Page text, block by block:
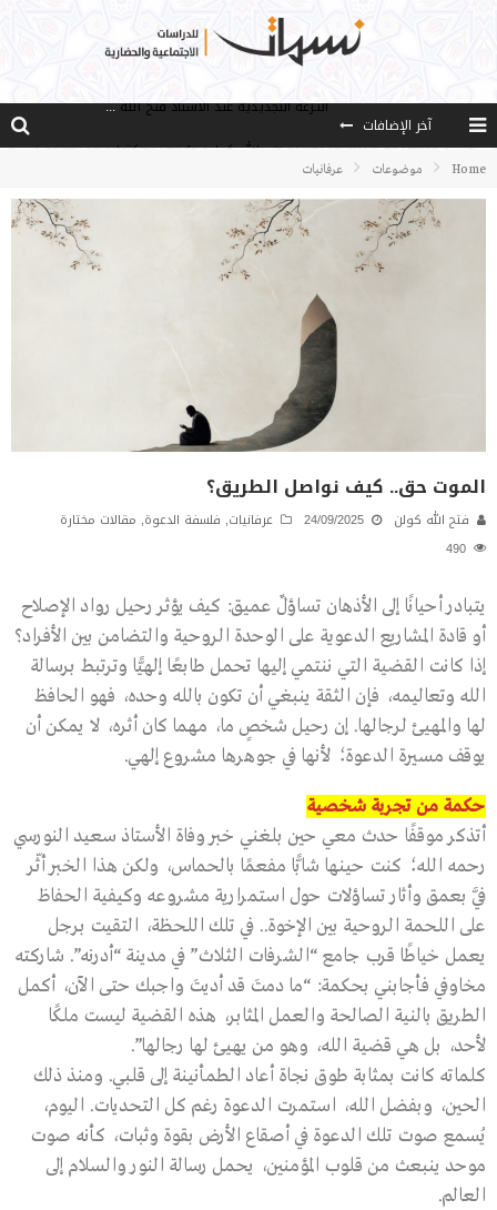
آخر الإضافات
الأستاذ عالما عارفا حكيما
مصادر العلم وسببه
Home موضوعات عرفانيات
الموت حق.. كيف نواصل الطريق؟
فتح الله كولن 24/09/2025 عرفانيات, فلسفة الدعوة, مقالات مختارة
يتبادر أحيانًا إلى الأذهان تساؤلٌ عميق: كيف يؤثر رحيل رواد الإصلاح
أو قادة المشاريع الدعوية على الوحدة الروحية والتضامن بين الأفراد؟
إذا كانت القضية التي ننتمي إليها تحمل طابعًا إلهيًّا وترتبط برسالة
الله وتعاليمه، فإن الثقة ينبغي أن تكون بالله وحده، فهو الحافظ
لها والمهيئ لرجالها. إن رحيل شخصٍ ما، مهما كان أثره، لا يمكن أن
يوقف مسيرة الدعوة؛ لأنها في جوهرها مشروع إلهي.
حكمة من تجربة شخصية
أتذكر موقفًا حدث معي حين بلغني خبر وفاة الأستاذ سعيد النورسي
رحمه الله؛ كنت حينها شابًّا مفعمًا بالحماس، ولكن هذا الخبر أثّر
فيَّ بعمق وأثار تساؤلات حول استمرارية مشروعه وكيفية الحفاظ
على اللحمة الروحية بين الإخوة.. في تلك اللحظة، التقيت برجل
يعمل خياطًا قرب جامع “الشرفات الثلاث” في مدينة “أدرنه”. شاركته
مخاوفي فأجابني بحكمة: “ما دمتَ قد أديتَ واجبك حتى الآن، أكمل
الطريق بالنية الصالحة والعمل المثابر، هذه القضية ليست ملكًا
لأحد، بل هي قضية الله، وهو من يهيئ لها رجالها”.
كلماته كانت بمثابة طوق نجاة أعاد الطمأنينة إلى قلبي. ومنذ ذلك
الحين، وبفضل الله، استمرت الدعوة رغم كل التحديات. اليوم،
يُسمع صوت تلك الدعوة في أصقاع الأرض بقوة وثبات، كأنه صوت
موحد ينبعث من قلوب المؤمنين، يحمل رسالة النور والسلام إلى
العالم.